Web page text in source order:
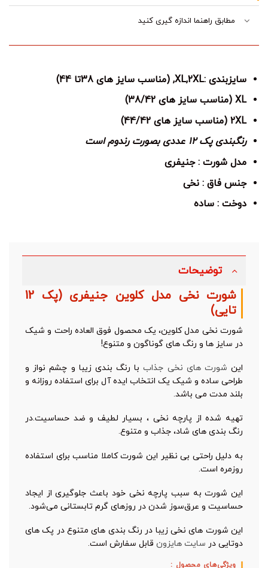
مطابق راهنما اندازه گیری کنید
سایزبندی :XL,2XL, (مناسب سایز های 38تا 44)
XL (مناسب سایز های 38/42)
2XL (مناسب سایز های 44/42)
رنگبندی پک 12 عددی بصورت رندوم است
مدل شورت : جنیفری
جنس فاق : نخی
دوخت : ساده
توضیحات
شورت نخی مدل کلوین جنیفری (پک 12
تایی)
شورت نخی مدل کلوین، یک محصول فوق العاده راحت و شیک
در سایز ها و رنگ های گوناگون و متنوع!
این شورت های نخی جذاببا رنگ بندی زیبا و چشم نواز و
طراحی ساده و شیک یک انتخاب ایده آل برای استفاده روزانه و
بلند مدت می باشد.
تهیه شده از پارچه نخی ، بسیار لطیف و ضد حساسیت.در
رنگ بندی های شاد، جذاب و متنوع.
به دلیل راحتی بی نظیر این شورت کاملا مناسب برای استفاده
روزمره است.
این شورت به سبب پارچه نخی خود باعث جلوگیری از ایجاد
حساسیت و عرق‌سوز شدن در روزهای گرم تابستانی می‌شود.
این شورت های نخی زیبا در رنگ بندی های متنوع در پک های
دوتایی در سایت هایزون قابل سفارش است.
ویژگی‌های محصول :